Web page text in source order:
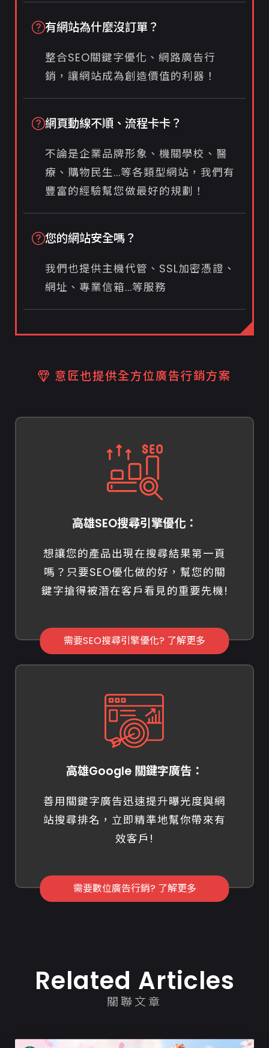
有網站為什麼沒訂單？
整合SEO關鍵字優化、網路廣告行
銷，讓網站成為創造價值的利器！
網頁動線不順、流程卡卡？
不論是企業品牌形象、機關學校、醫
療、購物民生...等各類型網站，我們有
豐富的經驗幫您做最好的規劃！
您的網站安全嗎？
我們也提供主機代管、SSL加密憑證、
網址、專業信箱...等服務
意匠也提供全方位廣告行銷方案
高雄SEO搜尋引擎優化：
想讓您的產品出現在搜尋結果第一頁
嗎？只要SEO優化做的好，幫您的關
鍵字搶得被潛在客戶看見的重要先機!
需要SEO搜尋引擎優化? 了解更多
高雄Google 關鍵字廣告：
善用關鍵字廣告迅速提升曝光度與網
站搜尋排名，立即精準地幫你帶來有
效客戶!
需要數位廣告行銷? 了解更多
Related Articles
關聯文章